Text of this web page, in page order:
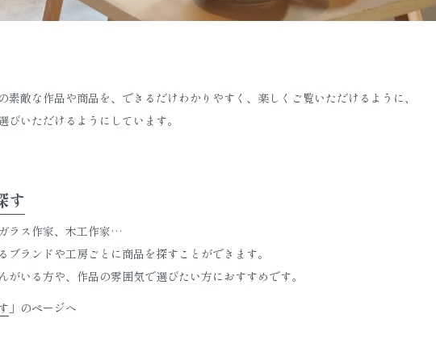
素敵な作品や商品を、できるだけわかりやすく、楽しくご覧いただけるように、
びいただけるようにしています。
す
ラス作家、木工作家…
ブランドや工房ごとに商品を探すことができます。
がいる方や、作品の雰囲気で選びたい方におすすめです。
」のページへ